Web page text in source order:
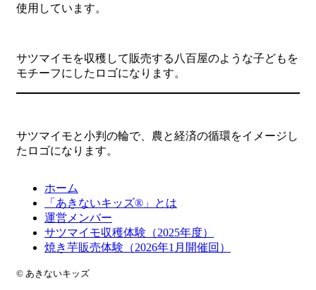
使用しています。
サツマイモを収穫して販売する八百屋のような子どもを
モチーフにしたロゴになります。
サツマイモと小判の輪で、農と経済の循環をイメージし
たロゴになります。
ホーム
「あきないキッズ®」とは
運営メンバー
サツマイモ収穫体験（2025年度）
焼き芋販売体験（2026年1月開催回）
© あきないキッズ